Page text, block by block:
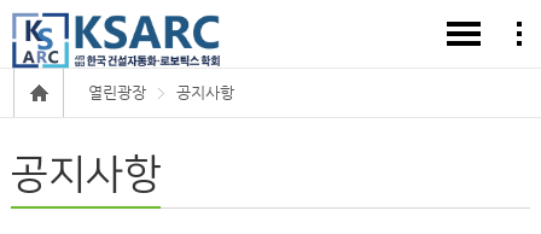
열린광장 공지사항
공지사항